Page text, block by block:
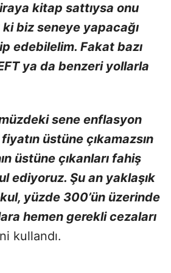
kitap sattıysa onu
biz seneye yapacağı
edebilelim. Fakat bazı
ya da benzeri yollarla
sene enflasyon
üstüne çıkamazsın
üstüne çıkanları fahiş
ediyoruz. Şu an yaklaşık
yüzde 300’ün üzerinde
hemen gerekli cezaları
kullandı.